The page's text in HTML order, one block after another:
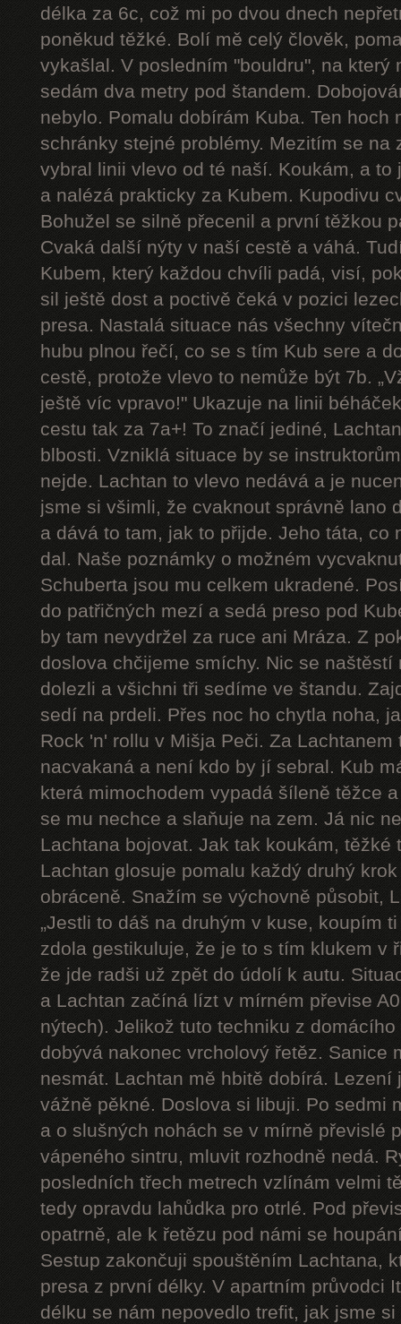
délka za 6c, což mi po dvou dnech
poněkud těžké. Bolí mě celý člověk,
vykašlal. V posledním "bouldru", na který
sedám dva metry pod štandem.
nebylo. Pomalu dobírám Kuba. Ten hoch
schránky stejné problémy. Mezitím se na
vybral linii vlevo od té naší. Koukám, a
a nalézá prakticky za Kubem. Kupodivu
Bohužel se silně přecenil a první těžkou
Cvaká další nýty v naší cestě a váhá.
Kubem, který každou chvíli padá, visí,
sil ještě dost a poctivě čeká v pozici
presa. Nastalá situace nás všechny
hubu plnou řečí, co se s tím Kub sere a
cestě, protože vlevo to nemůže být 7b.
ještě víc vpravo!" Ukazuje na linii
cestu tak za 7a+! To značí jediné,
blbosti. Vzniklá situace by se
nejde. Lachtan to vlevo nedává a je
jsme si všimli, že cvaknout správně lano
a dává to tam, jak to přijde. Jeho táta, co
dal. Naše poznámky o možném
Schuberta jsou mu celkem ukradené.
do patřičných mezí a sedá preso pod
by tam nevydržel za ruce ani Mráza. Z
doslova chčijeme smíchy. Nic se naštěstí
dolezli a všichni tři sedíme ve štandu.
sedí na prdeli. Přes noc ho chytla noha,
Rock 'n' rollu v Mišja Peči. Za
nacvakaná a není kdo by jí sebral. Kub
která mimochodem vypadá šíleně těžce
se mu nechce a slaňuje na zem. Já nic
Lachtana bojovat. Jak tak koukám, těžké
Lachtan glosuje pomalu každý druhý
obráceně. Snažím se výchovně působit,
„Jestli to dáš na druhým v kuse, koupím
zdola gestikuluje, že je to s tím klukem v
že jde radši už zpět do údolí k autu.
a Lachtan začíná lízt v mírném převise
nýtech). Jelikož tuto techniku z
dobývá nakonec vrcholový řetěz. Sanice
nesmát. Lachtan mě hbitě dobírá.
vážně pěkné. Doslova si libuji. Po sedmi
a o slušných nohách se v mírně převislé
vápeného sintru, mluvit rozhodně nedá.
posledních třech metrech vzlínám velmi
tedy opravdu lahůdka pro otrlé. Pod
opatrně, ale k řetězu pod námi se
Sestup zakončuji spouštěním Lachtana,
presa z první délky. V apartním průvodci
délku se nám nepovedlo trefit, jak jsme